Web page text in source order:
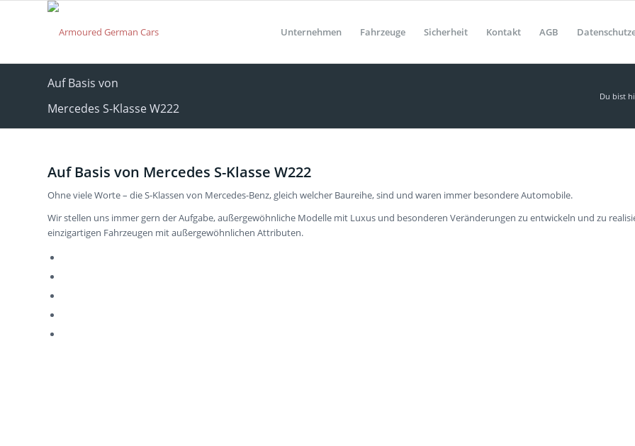
Unternehmen Fahrzeuge Sicherheit Kontakt AGB
Auf Basis von
Mercedes S-Klasse W222
Du bist
Auf Basis von Mercedes S-Klasse W222
Ohne viele Worte – die S-Klassen von Mercedes-Benz, gleich welcher Baureihe, sind und waren immer besondere Automobile.
Wir stellen uns immer gern der Aufgabe, außergewöhnliche Modelle mit Luxus und besonderen Veränderungen zu entwickeln und zu
einzigartigen Fahrzeugen mit außergewöhnlichen Attributen.